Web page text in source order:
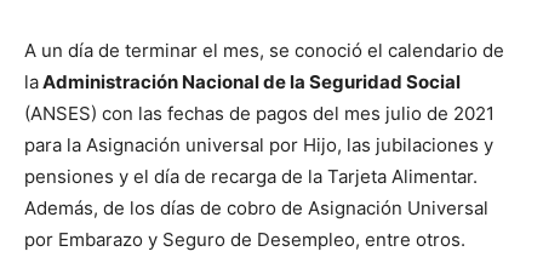
A un día de terminar el mes, se conoció el calendario de
laAdministración Nacional de la Seguridad Social
(ANSES) con las fechas de pagos del mes julio de 2021
para la Asignación universal por Hijo, las jubilaciones y
pensiones y el día de recarga de la Tarjeta Alimentar.
Además, de los días de cobro de Asignación Universal
por Embarazo y Seguro de Desempleo, entre otros.